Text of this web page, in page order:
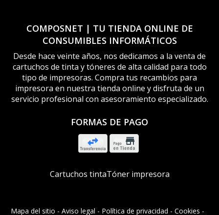
COMPOSNET | TU TIENDA ONLINE DE
CONSUMIBLES INFORMÁTICOS
Desde hace veinte años, nos dedicamos a la venta de
cartuchos de tinta y tóneres de alta calidad para todo
tipo de impresoras. Compra tus recambios para
impresora en nuestra tienda online y disfruta de un
servicio profesional con asesoramiento especializado.
FORMAS DE PAGO
Cartuchos tintaTóner impresora
Mapa del sitio - Aviso legal - Política de privacidad - Cookies -